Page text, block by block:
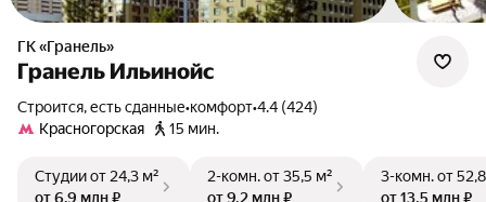
ГК «Гранель»
Гранель Ильинойс
Строится, есть сданные•комфорт•4.4 (424)
Красногорская
15 мин.
Студииот 24,3 м²
от 6,9 млн ₽
2-комн.от 35,5 м²
от 9,2 млн ₽
3-комн.от
от 13,5 млн ₽